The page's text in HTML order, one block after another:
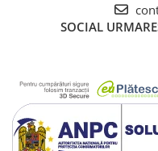
SOCIAL